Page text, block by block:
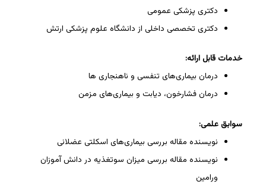
دکتری پزشکی عمومی
دکتری تخصصی داخلی از دانشگاه علوم پزشکی ارتش
خدمات قابل ارائه:
درمان بیماری‌های تنفسی و ناهنجاری ها
درمان فشارخون، دیابت و بیماری‌های مزمن
سوابق علمی:
نویسنده مقاله بررسی بیماری‌های اسکلتی عضلانی
نویسنده مقاله بررسی میزان سوتغذیه در دانش آموزان
ورامین